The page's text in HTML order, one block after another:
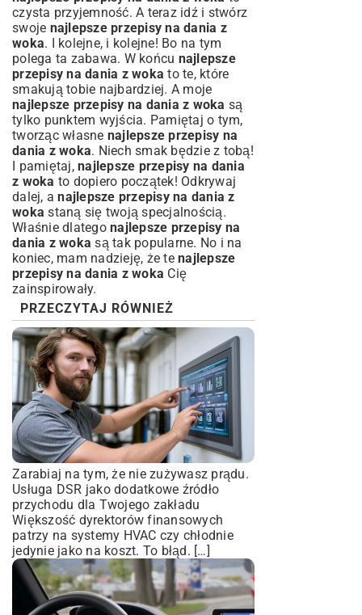
czysta przyjemność. A teraz idź i stwórz
swoje najlepsze przepisy na dania z
woka. I kolejne, i kolejne! Bo na tym
polega ta zabawa. W końcu najlepsze
przepisy na dania z woka to te, które
smakują tobie najbardziej. A moje
najlepsze przepisy na dania z woka są
tylko punktem wyjścia. Pamiętaj o tym,
tworząc własne najlepsze przepisy na
dania z woka. Niech smak będzie z tobą!
I pamiętaj, najlepsze przepisy na dania
z woka to dopiero początek! Odkrywaj
dalej, anajlepsze przepisy na dania z
woka staną się twoją specjalnością.
Właśnie dlatego najlepsze przepisy na
dania z woka są tak popularne. No i na
koniec, mam nadzieję, że te najlepsze
przepisy na dania z woka Cię
zainspirowały.
PRZECZYTAJ RÓWNIEŻ
Zarabiaj na tym, że nie zużywasz prądu.
Usługa DSR jako dodatkowe źródło
przychodu dla Twojego zakładu
Większość dyrektorów finansowych
patrzy na systemy HVAC czy chłodnie
jedynie jako na koszt. To błąd. […]